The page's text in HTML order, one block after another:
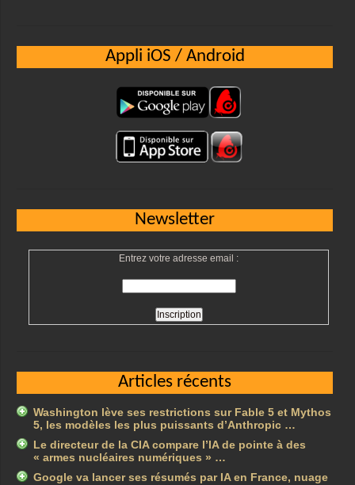
Appli iOS / Android
Newsletter
Entrez votre adresse email :
Articles récents
Washington lève ses restrictions sur Fable 5 et Mythos
5, les modèles les plus puissants d’Anthropic …
Le directeur de la CIA compare l’IA de pointe à des
« armes nucléaires numériques » …
Google va lancer ses résumés par IA en France, nuage